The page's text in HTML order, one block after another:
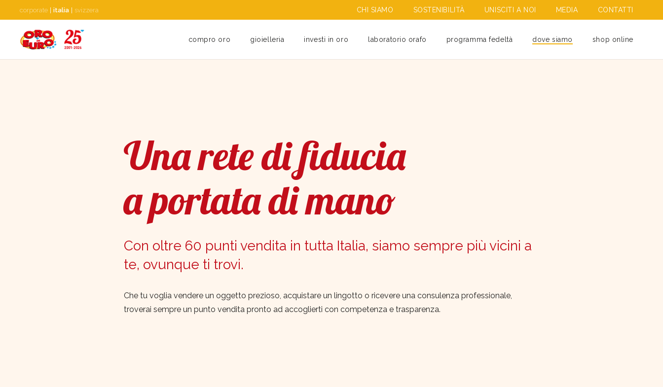
corporate italia svizzera CHI SIAMO SOSTENIBILITÀ UNISCITI A NOI MEDIA CONTATTI
compro oro gioielleria investi in oro laboratorio orafo programma fedeltà dove siamo shop online
Una rete di fiducia
a portata di mano
Con oltre 60 punti vendita in tutta Italia, siamo sempre più vicini a
te, ovunque ti trovi.
Che tu voglia vendere un oggetto prezioso, acquistare un lingotto o ricevere una consulenza professionale,
troverai sempre un punto vendita pronto ad accoglierti con competenza e trasparenza.